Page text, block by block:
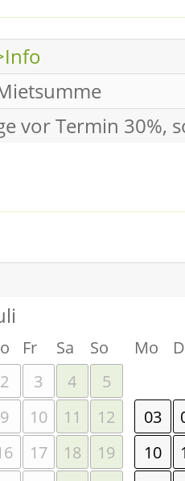
vor Termin 30%,
Fr Sa
So
2 3 4
5
9 10 11
12
17 18
19
Mo
03
10